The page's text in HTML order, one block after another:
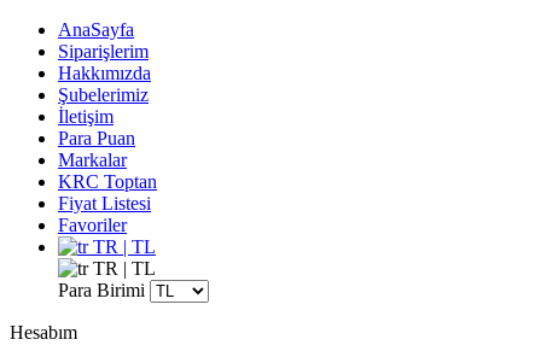
AnaSayfa
Siparişlerim
Hakkımızda
Şubelerimiz
İletişim
Para Puan
Markalar
KRC Toptan
Fiyat Listesi
Favoriler
TR | TL
TR | TL
Para Birimi
Hesabım